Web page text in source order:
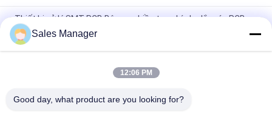
Thiết bị xử lý SMT PCB Bộ nạp nhiều tạp chí cho lắp ráp PCB
Multi PCB Magazine Unloader Thiết bị SMT được điều khiển
bởi Omron PLC
Độ chính xác cao Thiết bị xử lý PCB có thể điều chỉnh SMT Bộ
Sales Manager
12:06 PM
Good day, what product are you looking for?